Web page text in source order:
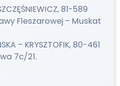
81-589
Fleszarowej – Muskat
– KRYSZTOFIK, 80-461
7c/21.